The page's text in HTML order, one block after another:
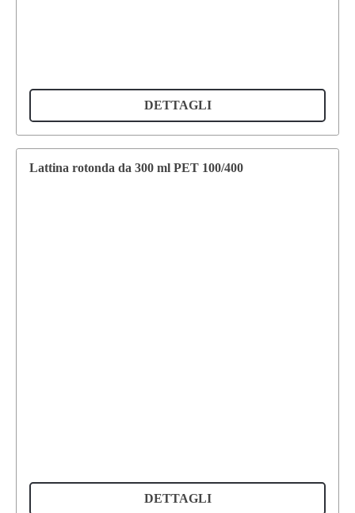
DETTAGLI
Lattina rotonda da 300 ml PET 100/400
DETTAGLI